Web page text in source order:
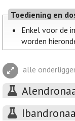
Toediening en
Enkel voor de
worden
alle